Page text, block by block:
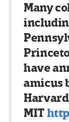
Many
have
amicus
MIT